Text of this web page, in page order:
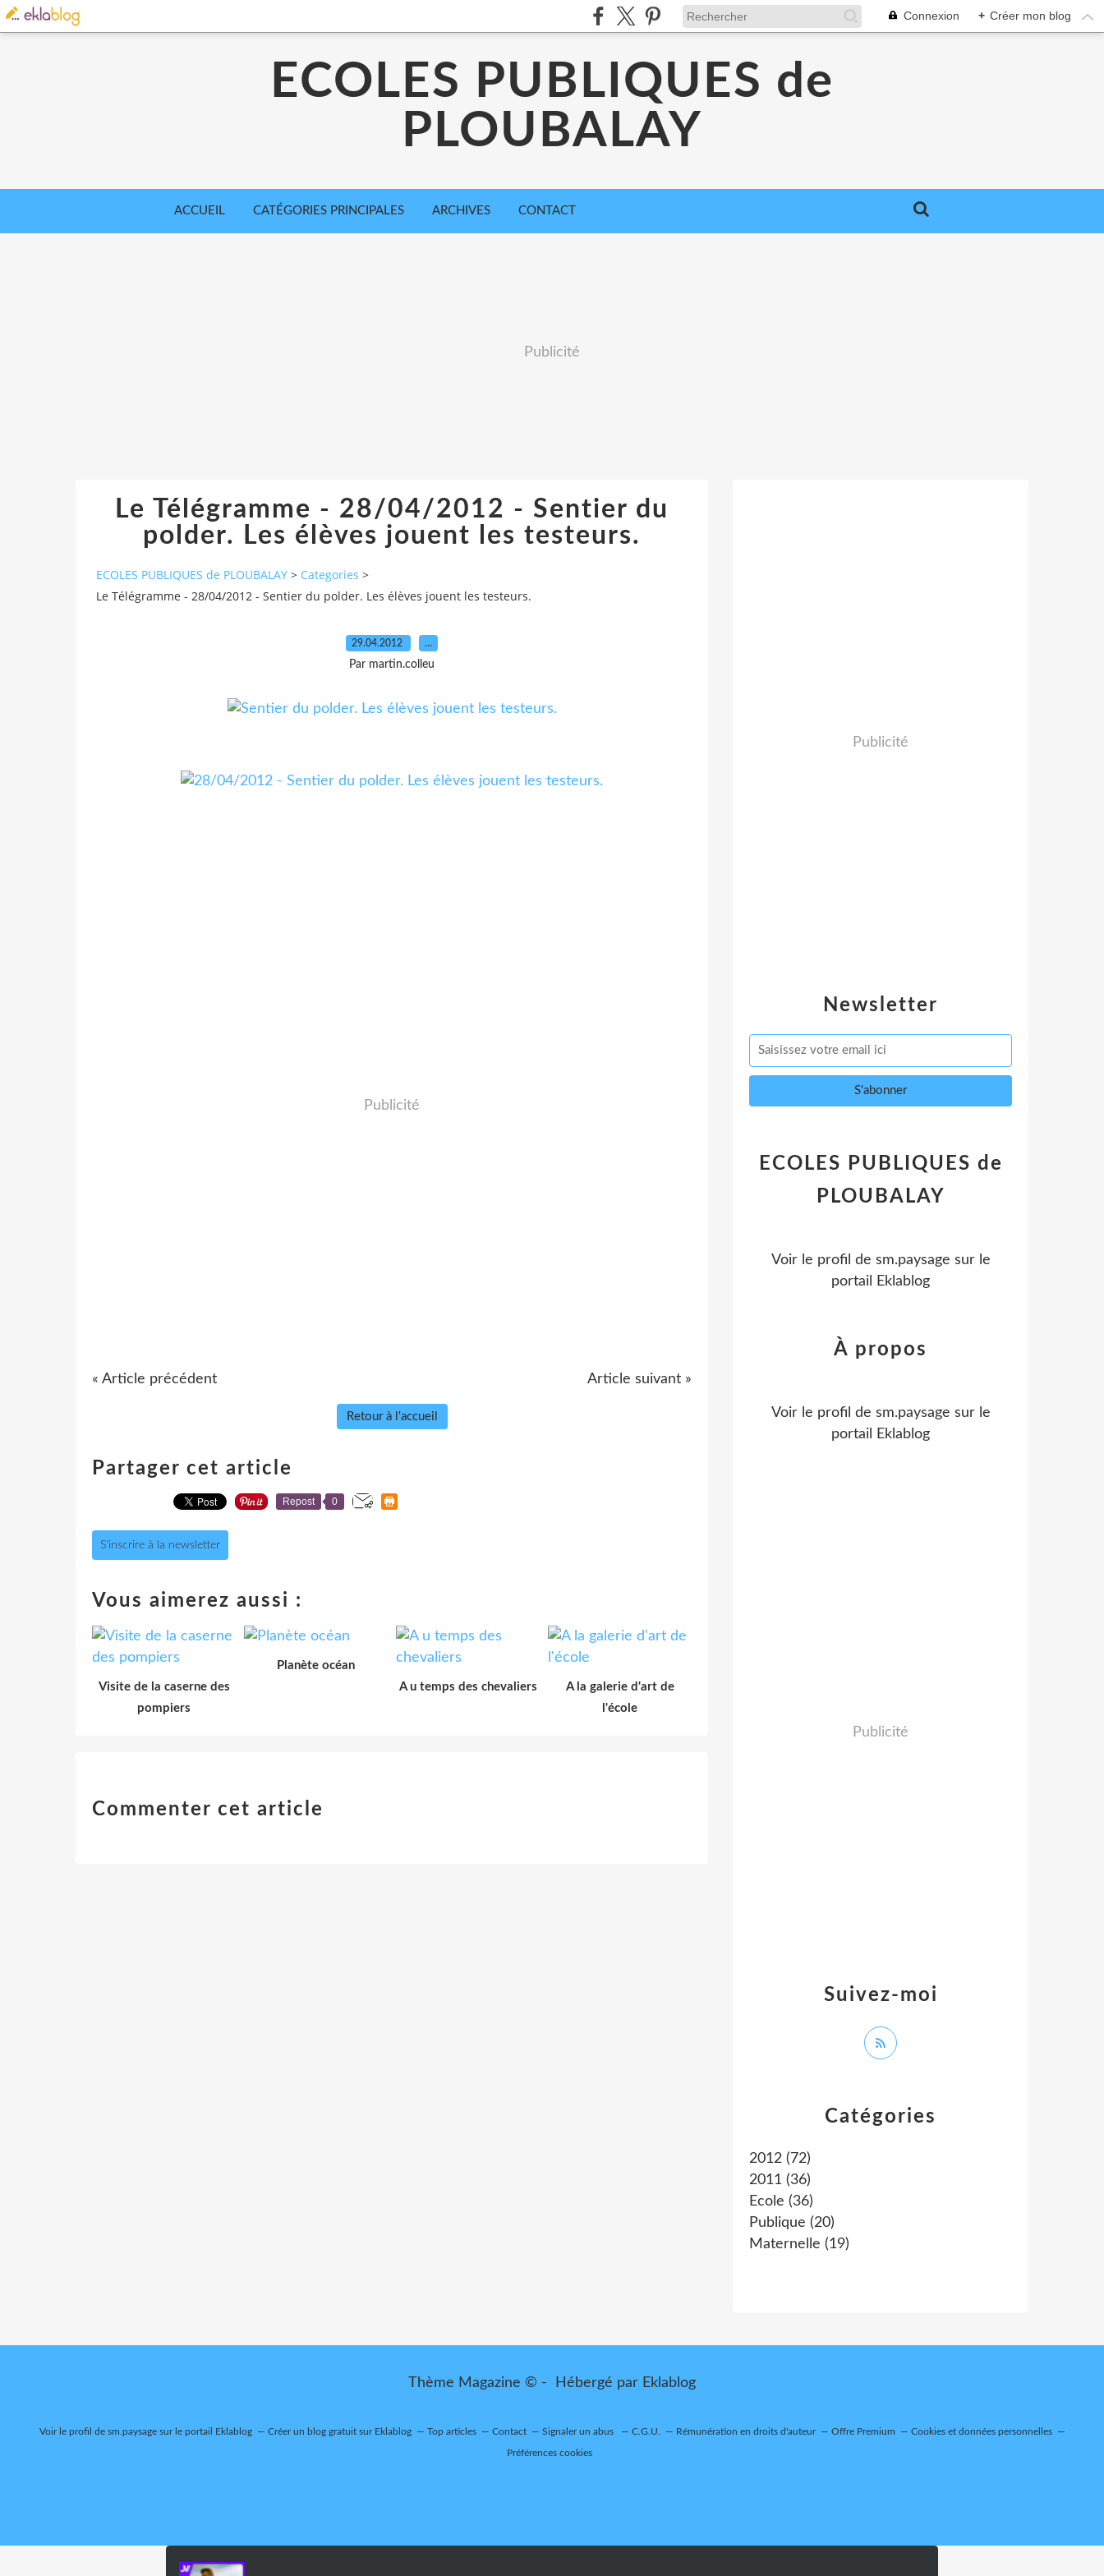
Connexion + Créer mon blog
ECOLES PUBLIQUES de
PLOUBALAY
ACCUEIL CATÉGORIES PRINCIPALES ARCHIVES CONTACT
Publicité
Le Télégramme - 28/04/2012 - Sentier du
polder. Les élèves jouent les testeurs.
ECOLES PUBLIQUES de PLOUBALAY > Categories >
Le Télégramme - 28/04/2012 - Sentier du polder. Les élèves jouent les testeurs.
29.04.2012 …
Par martin.colleu
Publicité
« Article précédent Article suivant »
Retour à l'accueil
Partager cet article
Repost 0
S'inscrire à la newsletter
Vous aimerez aussi :
Visite de la caserne des
pompiers
Planète océan
A u temps des chevaliers
A la galerie d'art de
l'école
Commenter cet article
Newsletter
Publicité
Catégories
2012 (72)
2011 (36)
Ecole (36)
Publique (20)
Maternelle (19)
ECOLES PUBLIQUES de
PLOUBALAY
Voir le profil de sm.paysage sur le
portail Eklablog
Suivez-moi
À propos
Voir le profil de sm.paysage sur le
portail Eklablog
Publicité
Thème Magazine © - Hébergé par Eklablog
Voir le profil de sm.paysagesur le portail Eklablog Créer un blog gratuit sur Eklablog Top articles Contact Signaler un abus C.G.U. Rémunération en droits d'auteur Offre Premium Cookies et données personnelles
Préférences cookies